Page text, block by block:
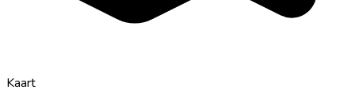
Kaart